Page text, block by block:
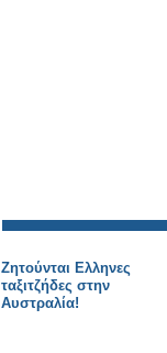
Ζητούνται Ελληνες
ταξιτζήδες στην
Αυστραλία!